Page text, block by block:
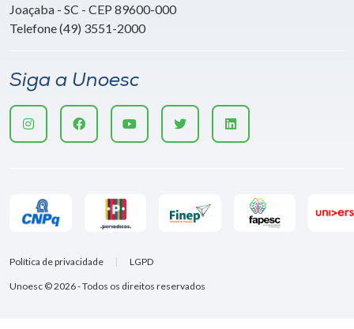
Joaçaba - SC - CEP 89600-000
Telefone (49) 3551-2000
Siga a Unoesc
Unoesc © 2026 - Todos os direitos reservados
Política de privacidade LGPD